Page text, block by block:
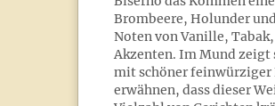
Brombeere, Holunder
Noten von Vanille,
Akzenten. Im Mund zeigt
mit schöner feinwürziger
erwähnen, dass dieser